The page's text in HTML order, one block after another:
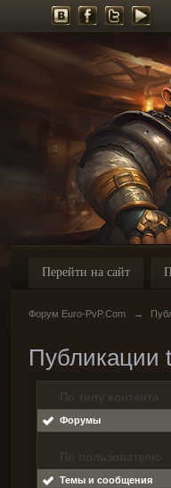
Перейти на сайт
Форум Euro-PvP.Com →
Публикации
По типу контента
Форумы
По пользователю
Темы и сообщения